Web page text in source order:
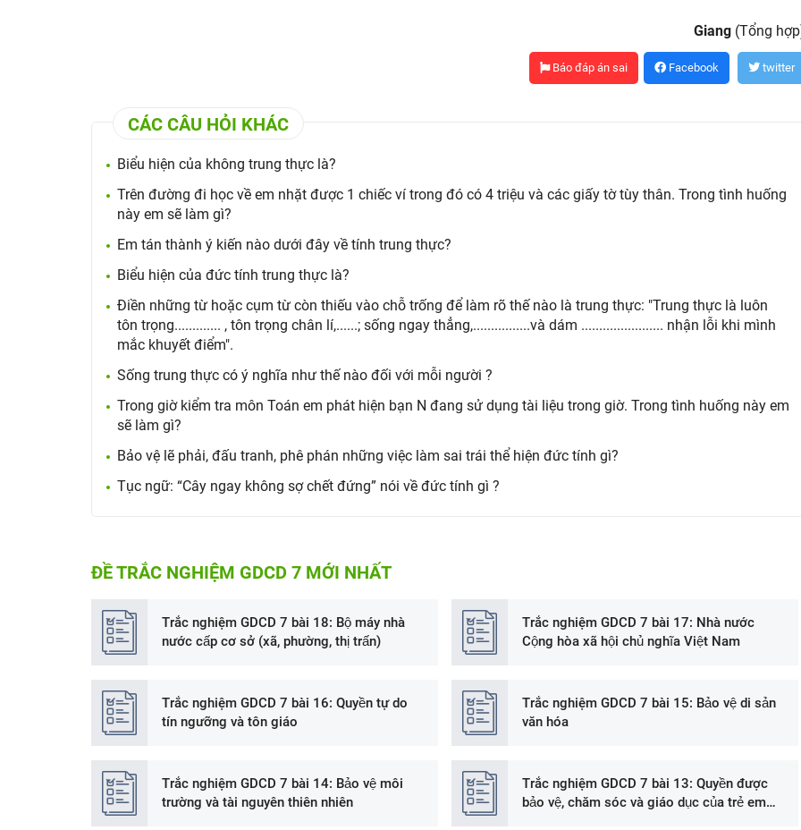
Giang (Tổng
Báo đáp án sai Facebook twitter
CÁC CÂU HỎI KHÁC
Biểu hiện của không trung thực là?
Trên đường đi học về em nhặt được 1 chiếc ví trong đó có 4 triệu và các giấy tờ tùy thân. Trong tình huống
này em sẽ làm gì?
Em tán thành ý kiến nào dưới đây về tính trung thực?
Biểu hiện của đức tính trung thực là?
Điền những từ hoặc cụm từ còn thiếu vào chỗ trống để làm rõ thế nào là trung thực: "Trung thực là luôn
tôn trọng............. , tôn trọng chân lí,......; sống ngay thẳng,................và dám ....................... nhận lỗi khi mình
mắc khuyết điểm".
Sống trung thực có ý nghĩa như thế nào đối với mỗi người ?
Trong giờ kiểm tra môn Toán em phát hiện bạn N đang sử dụng tài liệu trong giờ. Trong tình huống này em
sẽ làm gì?
Bảo vệ lẽ phải, đấu tranh, phê phán những việc làm sai trái thể hiện đức tính gì?
Tục ngữ: “Cây ngay không sợ chết đứng” nói về đức tính gì ?
ĐỀ TRẮC NGHIỆM GDCD 7 MỚI NHẤT
Trắc nghiệm GDCD 7 bài 18: Bộ máy nhà
nước cấp cơ sở (xã, phường, thị trấn)
Trắc nghiệm GDCD 7 bài 17: Nhà nước
Cộng hòa xã hội chủ nghĩa Việt Nam
Trắc nghiệm GDCD 7 bài 16: Quyền tự do
tín ngưỡng và tôn giáo
Trắc nghiệm GDCD 7 bài 15: Bảo vệ di sản
văn hóa
Trắc nghiệm GDCD 7 bài 14: Bảo vệ môi
trường và tài nguyên thiên nhiên
Trắc nghiệm GDCD 7 bài 13: Quyền được
bảo vệ, chăm sóc và giáo dục của trẻ em